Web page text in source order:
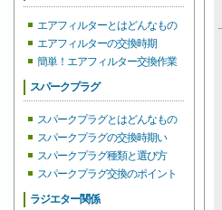
エアフィルターとはどんなもの
エアフィルターの交換時期
簡単！エアフィルター交換作業
スパークプラグ
スパークプラグとはどんなもの
スパークプラグの交換時期い
スパークプラグ種類と選び方
スパークプラグ交換のポイント
ラジエター関係